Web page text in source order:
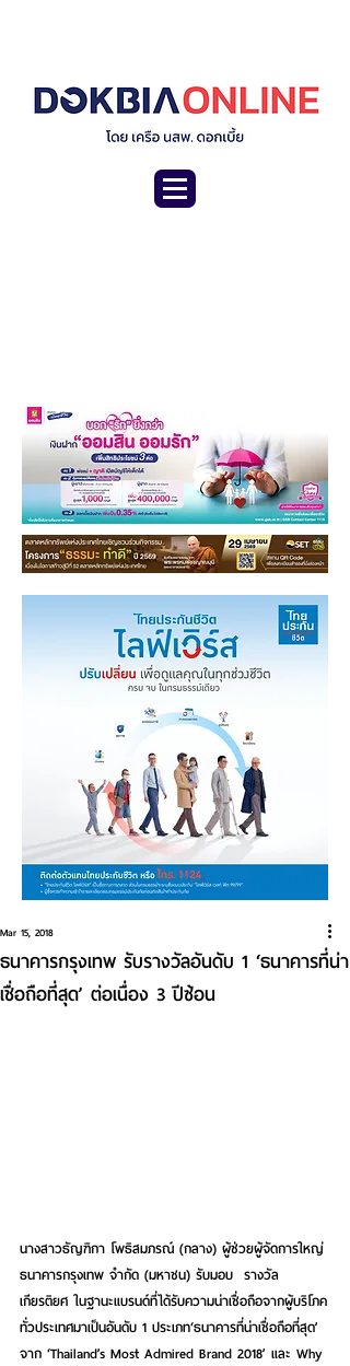
ธนาคารกรุงเทพ รับรางวัลอันดับ 1 ‘ธนาคารที่น่า
เชื่อถือที่สุด’ ต่อเนื่อง 3 ปีซ้อน
Mar 15, 2018
นางสาวธัญฑิกา โพธิสมภรณ์ (กลาง) ผู้ช่วยผู้จัดการใหญ่
ธนาคารกรุงเทพ จำกัด (มหาชน) รับมอบ  รางวัล
เกียรติยศ ในฐานะแบรนด์ที่ได้รับความน่าเชื่อถือจากผู้บริโภค
ทั่วประเทศมาเป็นอันดับ 1 ประเภท‘ธนาคารที่น่าเชื่อถือที่สุด’
จาก ‘Thailand’s Most Admired Brand 2018’ และ Why